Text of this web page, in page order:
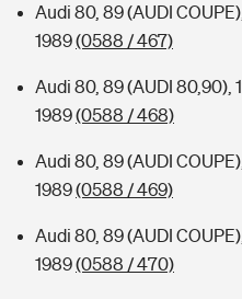
Audi 80, 89 (AUDI
1989(0588 / 467)
Audi 80, 89 (AUDI 80,90),
1989(0588 / 468)
Audi 80, 89 (AUDI
1989(0588 / 469)
Audi 80, 89 (AUDI
1989(0588 / 470)